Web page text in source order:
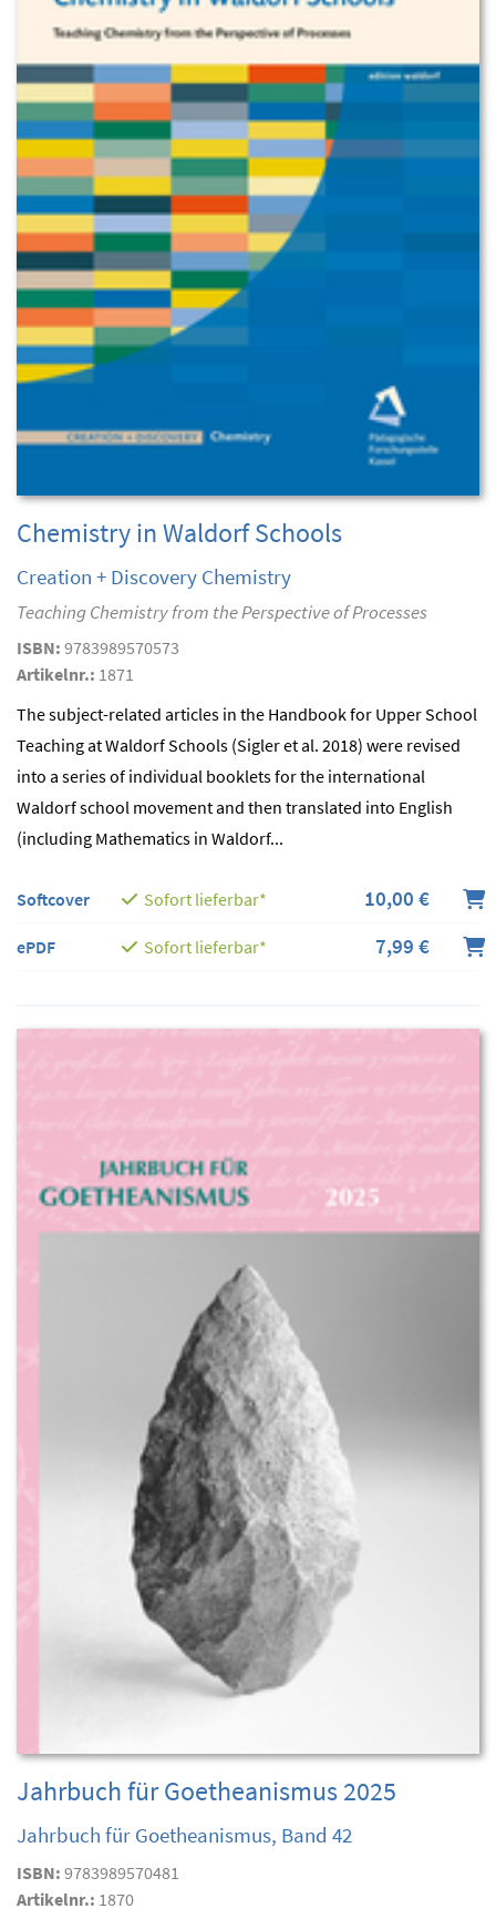
Chemistry in Waldorf Schools
Creation + Discovery Chemistry
Teaching Chemistry from the Perspective of Processes
ISBN: 9783989570573
Artikelnr.: 1871
The subject-related articles in the Handbook for Upper School
Teaching at Waldorf Schools (Sigler et al. 2018) were revised
into a series of individual booklets for the international
Waldorf school movement and then translated into English
(including Mathematics in Waldorf...
Softcover Sofort lieferbar* 10,00 €
ePDF Sofort lieferbar* 7,99 €
Jahrbuch für Goetheanismus 2025
Jahrbuch für Goetheanismus, Band 42
ISBN: 9783989570481
Artikelnr.: 1870